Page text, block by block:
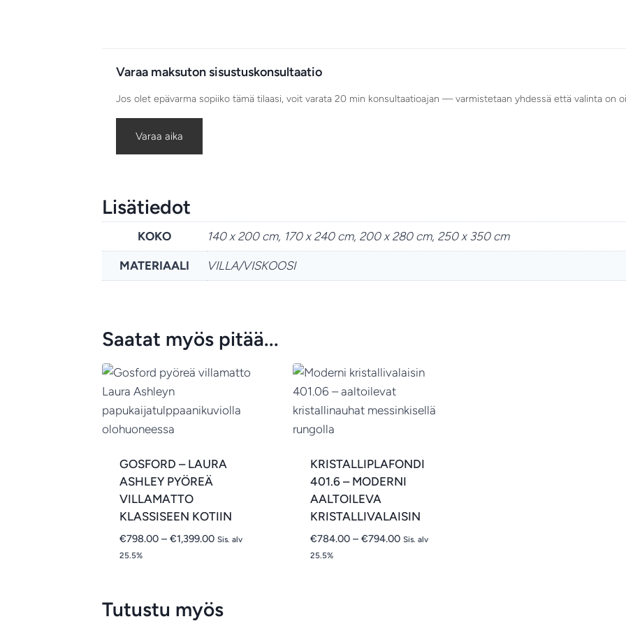
Varaa maksuton sisustuskonsultaatio
Jos olet epävarma sopiiko tämä tilaasi, voit varata 20 min konsultaatioajan — varmistetaan yhdessä että valinta on
Varaa aika
Lisätiedot
KOKO 140 x 200 cm, 170 x 240 cm, 200 x 280 cm, 250 x 350 cm
MATERIAALI VILLA/VISKOOSI
Saatat myös pitää...
GOSFORD – LAURA
ASHLEY PYÖREÄ
VILLAMATTO
KLASSISEEN KOTIIN
€798.00 – €1,399.00Hintaluokka:
Sis. alv
25.5%
KRISTALLIPLAFONDI
401.6 – MODERNI
AALTOILEVA
KRISTALLIVALAISIN
€784.00 – €794.00Hintaluokka:
Sis. alv
25.5%
Tutustu myös